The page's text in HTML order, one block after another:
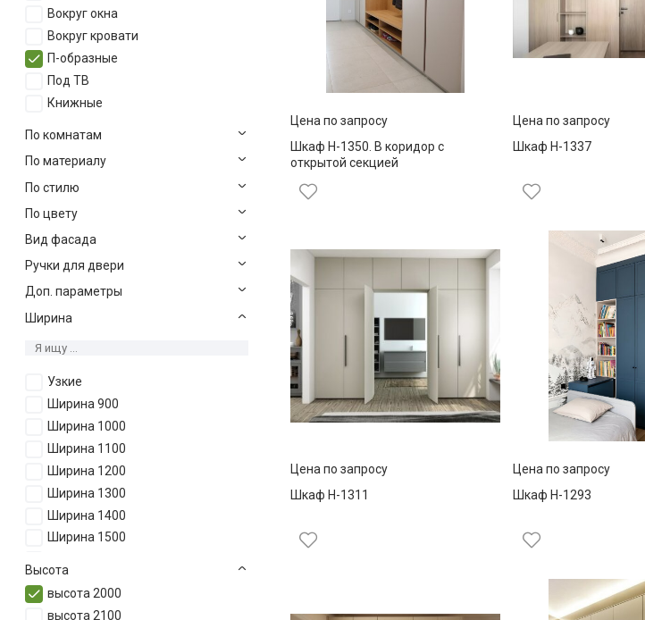
Вокруг окна
Вокруг кровати
П-образные
Под ТВ
Книжные
По комнатам
По материалу
По стилю
По цвету
Вид фасада
Ручки для двери
Доп. параметры
Ширина
Узкие
Ширина 900
Ширина 1000
Ширина 1100
Ширина 1200
Ширина 1300
Ширина 1400
Ширина 1500
Высота
высота 2000
высота 2100
Цена по запросу
Шкаф Н-1350. В коридор с
открытой секцией
Цена по запросу
Шкаф Н-1337
Цена по запросу
Шкаф Н-1311
Цена по запросу
Шкаф Н-1293